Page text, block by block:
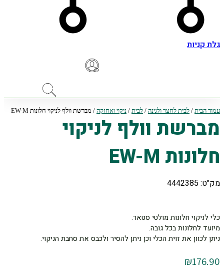
קניות
עמוד הבית / לבית לחצר ולגינה / לבית / ניקוי ואחזקה / מברשת וולף לניקוי חלונות EW-M
מברשת וולף לניקוי
חלונות EW-M
מק"ט: 4442385
כלי לניקוי חלונות מולטי סטאר.
מיועד לחלונות בכל גובה.
ניתן לכוון את זוית הכלי וכן ניתן להסיר ולכבס את סחבת הניקוי.
₪176.90